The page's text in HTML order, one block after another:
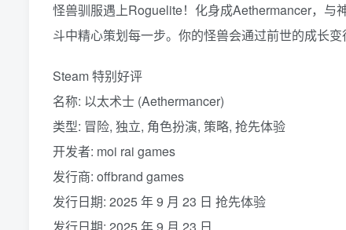
怪兽驯服遇上Roguelite！化身成Aethermancer，
斗中精心策划每一步。你的怪兽会通过前世的成长变
Steam 特别好评
名称: 以太术士 (Aethermancer)
类型: 冒险, 独立, 角色扮演, 策略, 抢先体验
开发者: moi rai games
发行商: offbrand games
发行日期: 2025 年 9 月 23 日 抢先体验